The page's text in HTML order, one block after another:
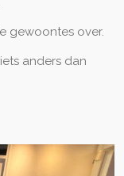
gewoontes over.
anders dan